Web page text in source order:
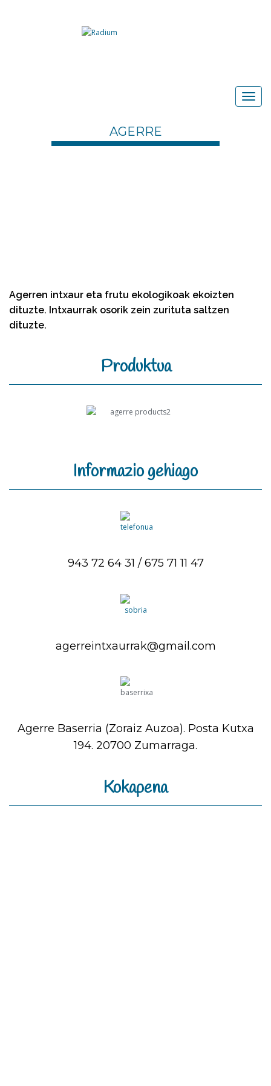
AGERRE
Agerren intxaur eta frutu ekologikoak ekoizten
dituzte. Intxaurrak osorik zein zurituta saltzen
dituzte.
Produktua
Informazio gehiago
943 72 64 31 / 675 71 11 47
agerreintxaurrak@gmail.com
Agerre Baserria (Zoraiz Auzoa). Posta Kutxa
194. 20700 Zumarraga.
Kokapena